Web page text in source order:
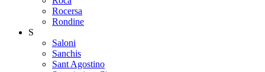
Rocersa
Rondine
S
Saloni
Sanchis
Sant Agostino